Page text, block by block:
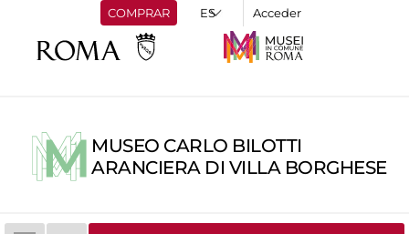
COMPRAR Acceder
MUSEO CARLO BILOTTI
ARANCIERA DI VILLA BORGHESE